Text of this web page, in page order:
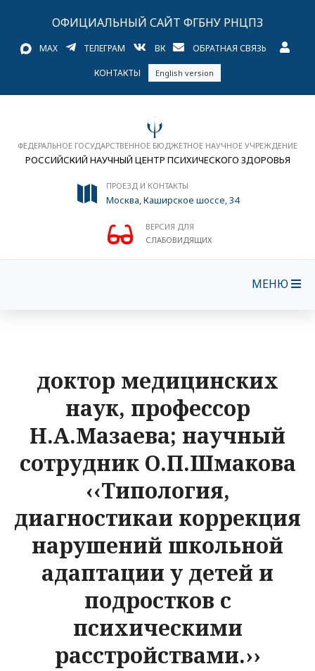
ОФИЦИАЛЬНЫЙ САЙТ ФГБНУ РНЦПЗ
MAX ТЕЛЕГРАМ ВК ОБРАТНАЯ СВЯЗЬ
КОНТАКТЫ English version
ФЕДЕРАЛЬНОЕ ГОСУДАРСТВЕННОЕ БЮДЖЕТНОЕ НАУЧНОЕ УЧРЕЖДЕНИЕ
РОССИЙСКИЙ НАУЧНЫЙ ЦЕНТР ПСИХИЧЕСКОГО ЗДОРОВЬЯ
ПРОЕЗД И КОНТАКТЫ
Москва, Каширское шоссе, 34
ВЕРСИЯ ДЛЯ
СЛАБОВИДЯЩИХ
МЕНЮ
доктор медицинских
наук, профессор
Н.А.Мазаева; научный
сотрудник О.П.Шмакова
‹‹Типология,
диагностикаи коррекция
нарушений школьной
адаптации у детей и
подростков с
психическими
расстройствами.››